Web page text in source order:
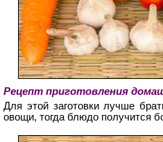
Рецепт приготовления
Для этой заготовки лучше
овощи, тогда блюдо получится